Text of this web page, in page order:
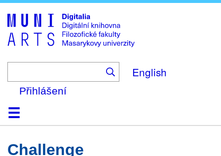
to
main
content
English
Přihlášení
DomůKolekce
Prohlížení
Vyhledávání
O platformě
Nápověda
KontaktDigitalia
Challenge